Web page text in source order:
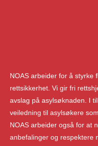
NOAS arbeider for å styrke
rettsikkerhet. Vi gir fri
avslag på asylsøknaden. I
veiledning til asylsøkere
NOAS arbeider også for at
anbefalinger og respektere